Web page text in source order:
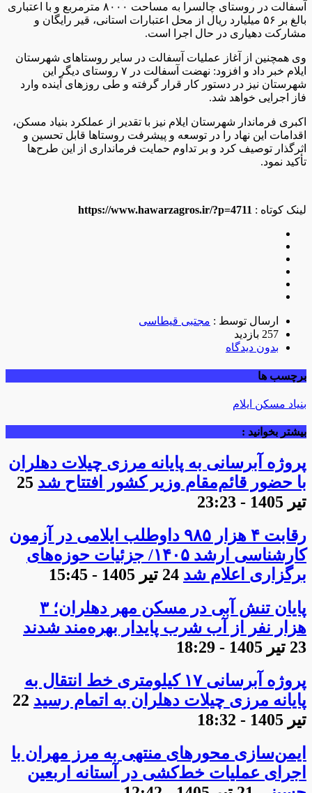
آسفالت در روستای چالسرا به مساحت ۸۰۰۰ مترمربع و با اعتباری
بالغ بر ۵۶ میلیارد ریال از محل اعتبارات استانی، قیر رایگان و
مشارکت دهیاری در حال اجرا است.
وی همچنین از آغاز عملیات آسفالت در سایر روستاهای شهرستان
ایلام خبر داد و افزود: نهضت آسفالت در ۷ روستای دیگر این
شهرستان نیز در دستور کار قرار گرفته و طی روزهای آینده وارد
فاز اجرایی خواهد شد.
اکبری فرماندار شهرستان ایلام نیز با تقدیر از عملکرد بنیاد مسکن،
اقدامات این نهاد را در توسعه و پیشرفت روستاها قابل تحسین و
اثرگذار توصیف کرد و بر تداوم حمایت فرمانداری از این طرح‌ها
تأکید نمود.
لینک کوتاه : https://www.hawarzagros.ir/?p=4711
ارسال توسط : مجتبی قیطاسی
257 بازدید
بدون دیدگاه
برچسب ها
بنیاد مسکن ایلام
بیشتر بخوانید :
پروژه آبرسانی به پایانه مرزی چیلات دهلران
با حضور قائم‌مقام وزیر کشور افتتاح شد 25
تیر 1405 - 23:23
رقابت ۴ هزار ۹۸۵ داوطلب ایلامی در آزمون
کارشناسی ارشد ۱۴۰۵/ جزئیات حوزه‌های
برگزاری اعلام شد 24 تیر 1405 - 15:45
پایان تنش آبی در مسکن مهر دهلران؛ ۳
هزار نفر از آب شرب پایدار بهره‌مند شدند
23 تیر 1405 - 18:29
پروژه آبرسانی ۱۷ کیلومتری خط انتقال به
پایانه مرزی چیلات دهلران به اتمام رسید 22
تیر 1405 - 18:32
ایمن‌سازی محورهای منتهی به مرز مهران با
اجرای عملیات خط‌کشی در آستانه اربعین